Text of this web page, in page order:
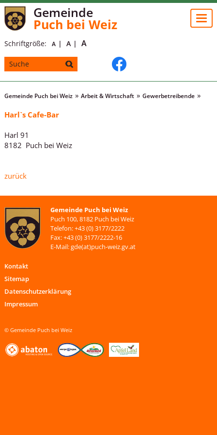
Gemeinde
Puch bei Weiz
Schriftgröße: A A A
Gemeinde Puch bei Weiz Arbeit & Wirtschaft Gewerbetreibende
Harl`s Cafe-Bar
Harl 91
8182 Puch bei Weiz
zurück
Gemeinde Puch bei Weiz
Puch 100, 8182 Puch bei Weiz
Telefon: +43 (0) 3177/2222
Fax: +43 (0) 3177/2222-16
E-Mail: gde(at)puch-weiz.gv.at
Kontakt
Sitemap
Datenschutzerklärung
Impressum
© Gemeinde Puch bei Weiz